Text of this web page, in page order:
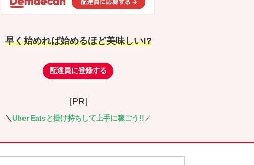
早く始めれば始めるほど美味しい!?
配達員に登録する
[PR]
＼Uber Eatsと掛け持ちして上手に稼ごう!! ／